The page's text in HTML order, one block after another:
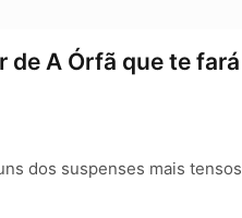
A Órfã que te fará
dos suspenses mais tensos